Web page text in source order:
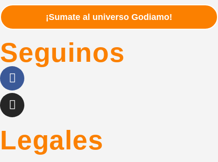
¡Sumate al universo Godiamo!
Seguinos
Legales